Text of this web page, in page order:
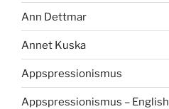
Ann Dettmar
Annet Kuska
Appspressionismus
Appspressionismus – English